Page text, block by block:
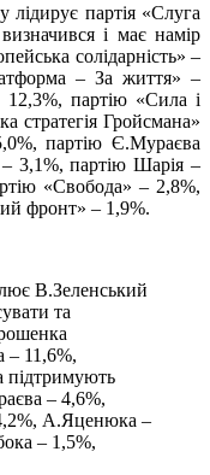
партія «Слуга
і має намір
солідарність» –
– За життя» –
12,3%, партію «Сила і
стратегія Гройсмана»
партію Є.Мураєва
3,1%, партію Шарія –
«Свобода» – 2,8%,
фронт» – 1,9%.
В.Зеленський
та
– 11,6%,
– 4,6%,
А.Яценюка –
– 1,5%,